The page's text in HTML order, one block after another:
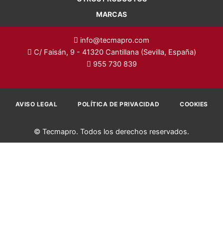
MARCAS
info@tecmapro.com
C/ Faisán, 9 - 41320 Cantillana (Sevilla, España)
955 730 839
© Tecmapro. Todos los derechos reservados.
AVISO LEGAL POLÍTICA DE PRIVACIDAD COOKIES